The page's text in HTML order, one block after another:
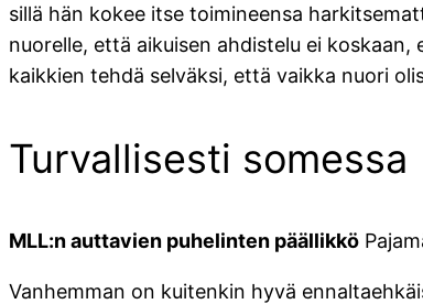
sillä hän kokee itse toimineensa
nuorelle, että aikuisen ahdistelu ei koskaan,
kaikkien tehdä selväksi, että vaikka nuori
Turvallisesti somessa
MLL:n auttavien puhelinten päällikkö
Vanhemman on kuitenkin hyvä